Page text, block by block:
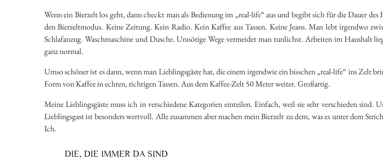
Wenn ein Bierzelt los geht, dann checkt man als Bedienung im „real-life“ aus und begibt sich für die Dauer des
den Bierzeltmodus. Keine Zeitung. Kein Radio. Kein Kaffee aus Tassen. Keine Jeans. Man lebt irgendwo
Schlafanzug. Waschmaschine und Dusche. Unnötige Wege vermeidet man tunlichst. Arbeiten im Haushalt
ganz normal.
Umso schöner ist es dann, wenn man Lieblingsgäste hat, die einem irgendwie ein bisschen „real-life“ ins Zelt
Form von Kaffee in echten, richtigen Tassen. Aus dem Kaffee-Zelt 50 Meter weiter. Großartig.
Meine Lieblingsgäste muss ich in verschiedene Kategorien einteilen. Einfach, weil sie sehr verschieden sind.
Lieblingsgast ist besonders wertvoll. Alle zusammen aber machen mein Bierzelt zu dem, was es unter dem
Ich.
DIE, DIE IMMER DA SIND